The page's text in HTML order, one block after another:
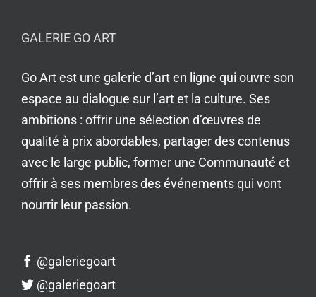
GALERIE GO ART
Go Art est une galerie d’art en ligne qui ouvre son
espace au dialogue sur l’art et la culture. Ses
ambitions : offrir une sélection d’œuvres de
qualité à prix abordables, partager des contenus
avec le large public, former une Communauté et
offrir à ses membres des événements qui vont
nourrir leur passion.
@galeriegoart
@galeriegoart